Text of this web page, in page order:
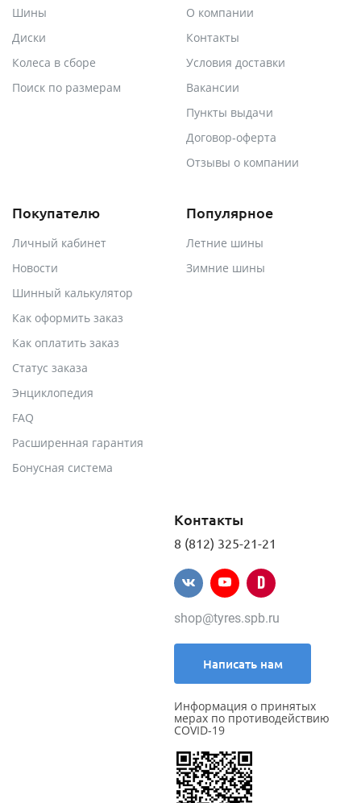
Шины
Диски
Колеса в сборе
Поиск по размерам
О компании
Контакты
Условия доставки
Вакансии
Пункты выдачи
Договор-оферта
Отзывы о компании
Покупателю
Личный кабинет
Новости
Шинный калькулятор
Как оформить заказ
Как оплатить заказ
Статус заказа
Энциклопедия
FAQ
Расширенная гарантия
Бонусная система
Популярное
Летние шины
Зимние шины
Контакты
8 (812) 325-21-21
shop@tyres.spb.ru
Написать нам
Информация о принятых
мерах по противодействию
COVID-19